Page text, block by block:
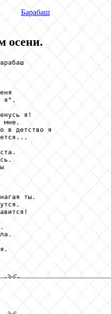
Барабаш
осени.
я".
я!
мне.
в детство я
ты.